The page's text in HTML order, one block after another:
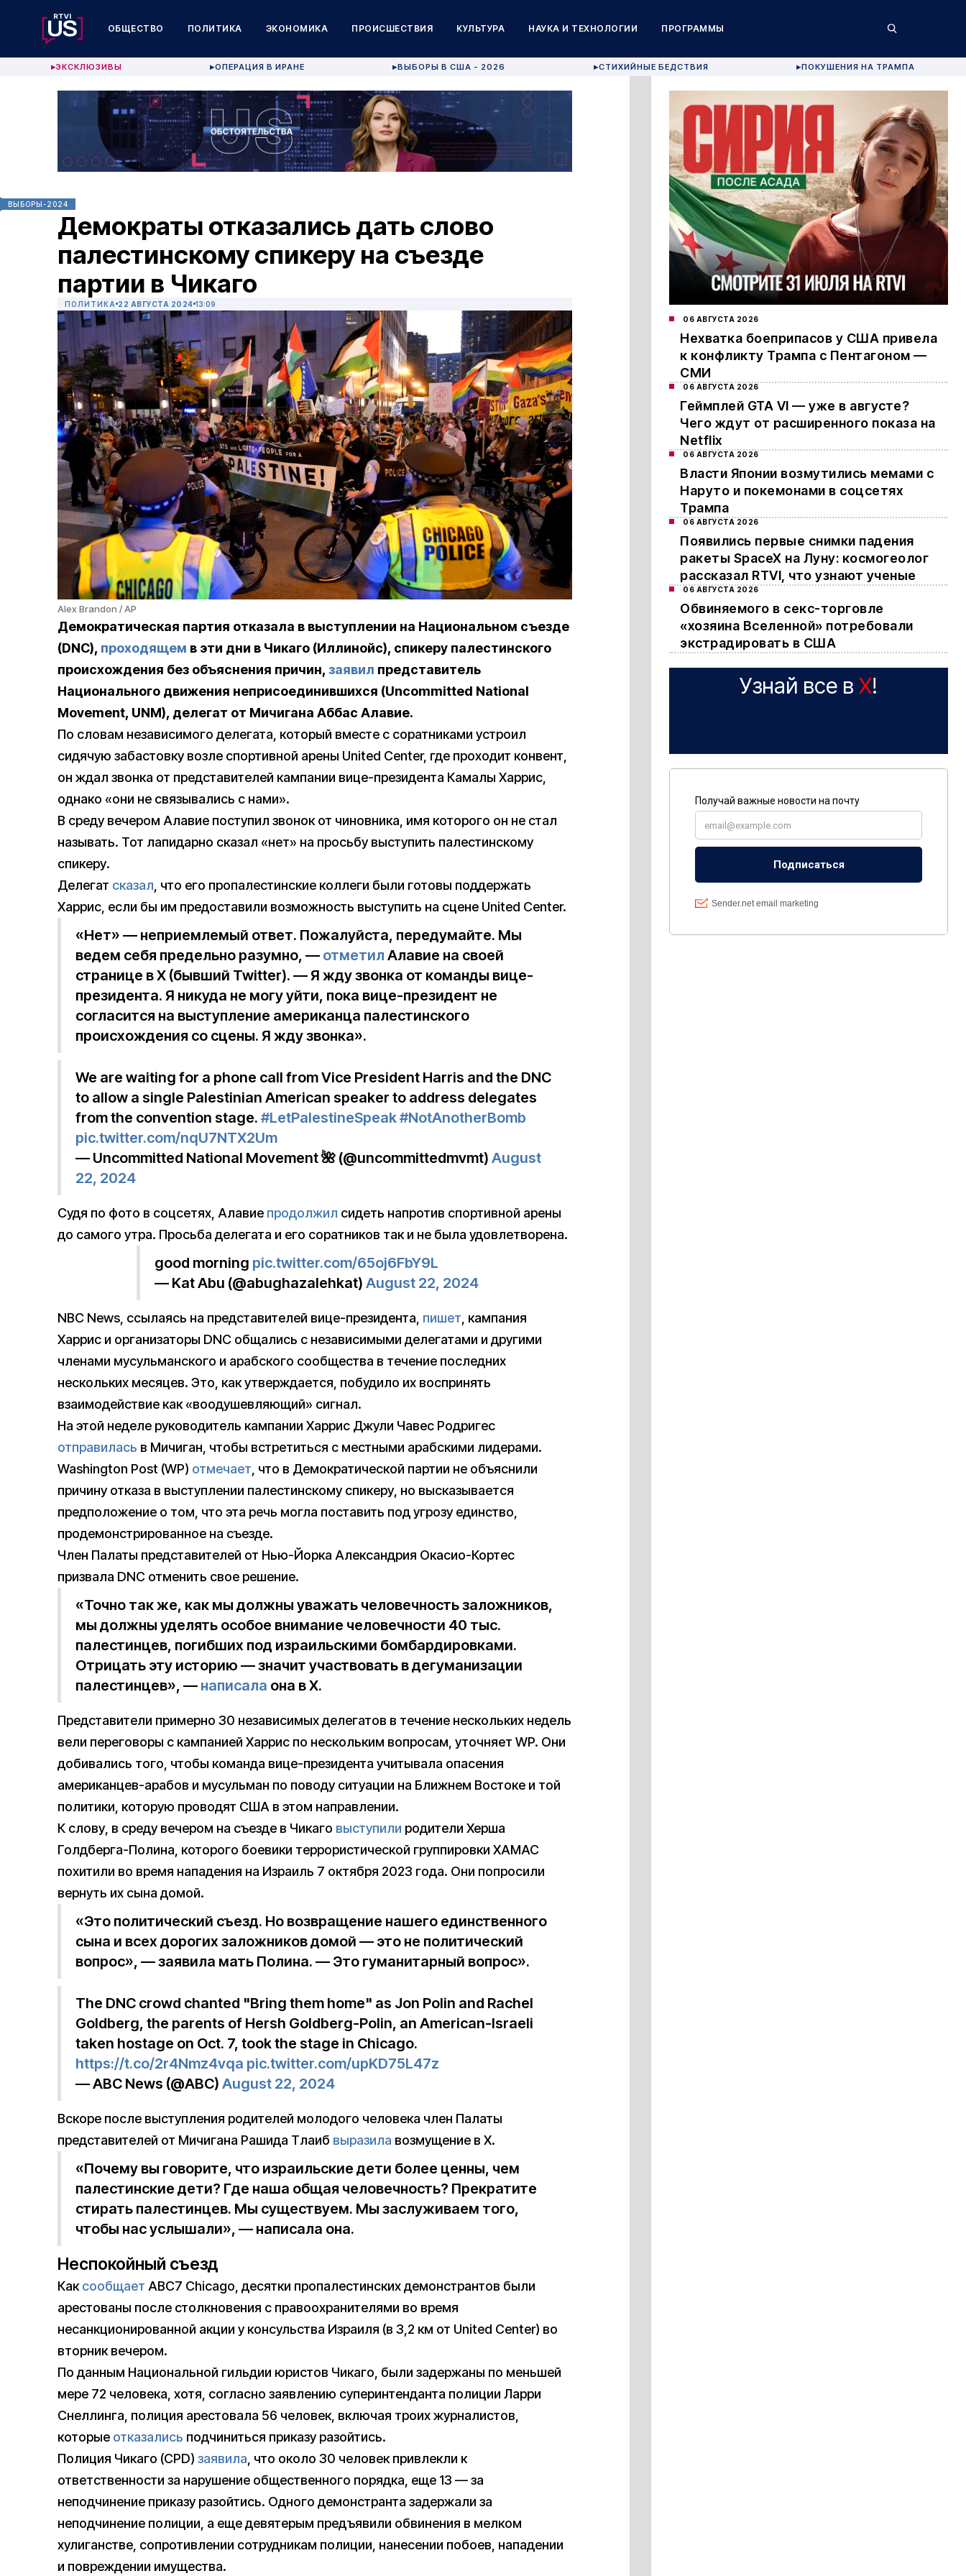
ОБЩЕСТВО ПОЛИТИКА ЭКОНОМИКА ПРОИСШЕСТВИЯ КУЛЬТУРА НАУКА И ТЕХНОЛОГИИ ПРОГРАММЫ
▶ЭКСКЛЮЗИВЫ ▶ОПЕРАЦИЯ В ИРАНЕ ▶ВЫБОРЫ В США - 2026 ▶СТИХИЙНЫЕ БЕДСТВИЯ ▶ПОКУШЕНИЯ НА ТРАМПА
ВЫБОРЫ-2024
Демократы отказались дать слово
палестинскому спикеру на съезде
партии в Чикаго
ПОЛИТИКА 22 АВГУСТА 2024 13:09
Alex Brandon / AP
Демократическая партия отказала в выступлении на Национальном съезде
(DNC), проходящем в эти дни в Чикаго (Иллинойс), спикеру палестинского
происхождения без объяснения причин, заявил представитель
Национального движения неприсоединившихся (Uncommitted National
Movement, UNM), делегат от Мичигана Аббас Алавие.
По словам независимого делегата, который вместе с соратниками устроил
сидячую забастовку возле спортивной арены United Center, где проходит конвент,
он ждал звонка от представителей кампании вице-президента Камалы Харрис,
однако «они не связывались с нами».
В среду вечером Алавие поступил звонок от чиновника, имя которого он не стал
называть. Тот лапидарно сказал «нет» на просьбу выступить палестинскому
спикеру.
Делегат сказал, что его пропалестинские коллеги были готовы поддержать
Харрис, если бы им предоставили возможность выступить на сцене United Center.
«Нет» — неприемлемый ответ. Пожалуйста, передумайте. Мы
ведем себя предельно разумно, — отметил Алавие на своей
странице в X (бывший Twitter). — Я жду звонка от команды вице-
президента. Я никуда не могу уйти, пока вице-президент не
согласится на выступление американца палестинского
происхождения со сцены. Я жду звонка».
We are waiting for a phone call from Vice President Harris and the DNC
to allow a single Palestinian American speaker to address delegates
from the convention stage. #LetPalestineSpeak#NotAnotherBomb
pic.twitter.com/nqU7NTX2Um
— Uncommitted National Movement 🌺 (@uncommittedmvmt) August
22, 2024
Судя по фото в соцсетях, Алавие продолжил сидеть напротив спортивной арены
до самого утра. Просьба делегата и его соратников так и не была удовлетворена.
good morning pic.twitter.com/65oj6FbY9L
— Kat Abu (@abughazalehkat) August 22, 2024
NBC News, ссылаясь на представителей вице-президента, пишет, кампания
Харрис и организаторы DNC общались с независимыми делегатами и другими
членами мусульманского и арабского сообщества в течение последних
нескольких месяцев. Это, как утверждается, побудило их воспринять
взаимодействие как «воодушевляющий» сигнал.
На этой неделе руководитель кампании Харрис Джули Чавес Родригес
отправилась в Мичиган, чтобы встретиться с местными арабскими лидерами.
Washington Post (WP) отмечает, что в Демократической партии не объяснили
причину отказа в выступлении палестинскому спикеру, но высказывается
предположение о том, что эта речь могла поставить под угрозу единство,
продемонстрированное на съезде.
Член Палаты представителей от Нью-Йорка Александрия Окасио-Кортес
призвала DNC отменить свое решение.
«Точно так же, как мы должны уважать человечность заложников,
мы должны уделять особое внимание человечности 40 тыс.
палестинцев, погибших под израильскими бомбардировками.
Отрицать эту историю — значит участвовать в дегуманизации
палестинцев», — написала она в X.
Представители примерно 30 независимых делегатов в течение нескольких недель
вели переговоры с кампанией Харрис по нескольким вопросам, уточняет WP. Они
добивались того, чтобы команда вице-президента учитывала опасения
американцев-арабов и мусульман по поводу ситуации на Ближнем Востоке и той
политики, которую проводят США в этом направлении.
К слову, в среду вечером на съезде в Чикаго выступили родители Херша
Голдберга-Полина, которого боевики террористической группировки ХАМАС
похитили во время нападения на Израиль 7 октября 2023 года. Они попросили
вернуть их сына домой.
«Это политический съезд. Но возвращение нашего единственного
сына и всех дорогих заложников домой — это не политический
вопрос», — заявила мать Полина. — Это гуманитарный вопрос».
The DNC crowd chanted "Bring them home" as Jon Polin and Rachel
Goldberg, the parents of Hersh Goldberg-Polin, an American-Israeli
taken hostage on Oct. 7, took the stage in Chicago.
https://t.co/2r4Nmz4vqa pic.twitter.com/upKD75L47z
— ABC News (@ABC) August 22, 2024
Вскоре после выступления родителей молодого человека член Палаты
представителей от Мичигана Рашида Тлаиб выразила возмущение в X.
«Почему вы говорите, что израильские дети более ценны, чем
палестинские дети? Где наша общая человечность? Прекратите
стирать палестинцев. Мы существуем. Мы заслуживаем того,
чтобы нас услышали», — написала она.
Неспокойный съезд
Каксообщает ABC7 Chicago, десятки пропалестинских демонстрантов были
арестованы после столкновения с правоохранителями во время
несанкционированной акции у консульства Израиля (в 3,2 км от United Center) во
вторник вечером.
По данным Национальной гильдии юристов Чикаго, были задержаны по меньшей
мере 72 человека, хотя, согласно заявлению суперинтенданта полиции Ларри
Снеллинга, полиция арестовала 56 человек, включая троих журналистов,
которые отказались подчиниться приказу разойтись.
Полиция Чикаго (CPD) заявила, что около 30 человек привлекли к
ответственности за нарушение общественного порядка, еще 13 — за
неподчинение приказу разойтись. Одного демонстранта задержали за
неподчинение полиции, а еще девятерым предъявили обвинения в мелком
хулиганстве, сопротивлении сотрудникам полиции, нанесении побоев, нападении
и повреждении имущества.
06 АВГУСТА 2026
Нехватка боеприпасов у США привела
к конфликту Трампа с Пентагоном —
СМИ
06 АВГУСТА 2026
Геймплей GTA VI — уже в августе?
Чего ждут от расширенного показа на
Netflix
06 АВГУСТА 2026
Власти Японии возмутились мемами с
Наруто и покемонами в соцсетях
Трампа
06 АВГУСТА 2026
Появились первые снимки падения
ракеты SpaceX на Луну: космогеолог
рассказал RTVI, что узнают ученые
06 АВГУСТА 2026
Обвиняемого в секс-торговле
«хозяина Вселенной» потребовали
экстрадировать в США
Узнай все в X!